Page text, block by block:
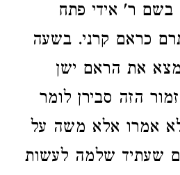
בשם ר' אידי פתח
כראם קרני. בשעה
את הראם ישן
הזה סבירן לומר
אמרו אלא משה על
שעתיד שלמה לעשות